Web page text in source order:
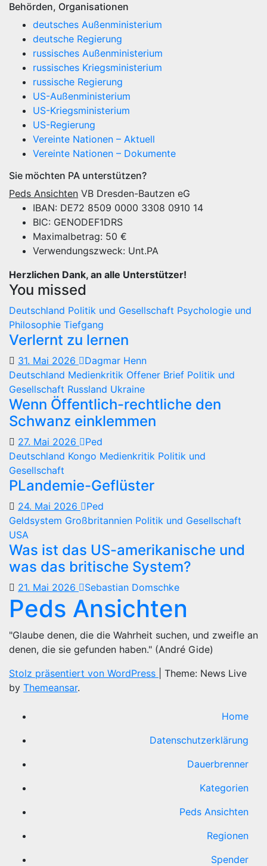
Behörden, Organisationen
deutsches Außenministerium
deutsche Regierung
russisches Außenministerium
russisches Kriegsministerium
russische Regierung
US-Außenministerium
US-Kriegsministerium
US-Regierung
Vereinte Nationen – Aktuell
Vereinte Nationen – Dokumente
Sie möchten PA unterstützen?
Peds Ansichten VB Dresden-Bautzen eG
IBAN: DE72 8509 0000 3308 0910 14
BIC: GENODEF1DRS
Maximalbetrag: 50 €
Verwendungszweck: Unt.PA
Herzlichen Dank, an alle Unterstützer!
You missed
Deutschland Politik und Gesellschaft Psychologie und
Philosophie Tiefgang
Verlernt zu lernen
31. Mai 2026
Dagmar Henn
Deutschland Medienkritik Offener Brief Politik und
Gesellschaft Russland Ukraine
Wenn Öffentlich-rechtliche den
Schwanz einklemmen
27. Mai 2026
Ped
Deutschland Kongo Medienkritik Politik und
Gesellschaft
PLandemie-Geflüster
24. Mai 2026
Ped
Geldsystem Großbritannien Politik und Gesellschaft
USA
Was ist das US-amerikanische und
was das britische System?
21. Mai 2026 Sebastian Domschke
Peds Ansichten
"Glaube denen, die die Wahrheit suchen, und zweifle an
denen, die sie gefunden haben." (André Gide)
Stolz präsentiert von WordPress
Theme: News Live
by Themeansar.
Home
Datenschutzerklärung
Dauerbrenner
Kategorien
Peds Ansichten
Regionen
Spender